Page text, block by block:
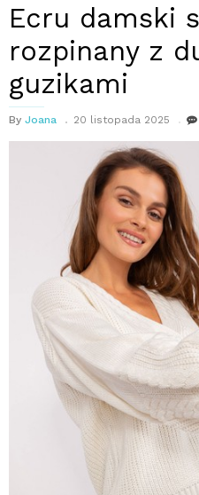
Ecru damski
rozpinany z
guzikami
By Joana 20 listopada 2025